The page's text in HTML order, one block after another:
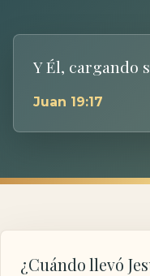
Y Él, cargando
Juan 19:17
¿Cuándo llevó